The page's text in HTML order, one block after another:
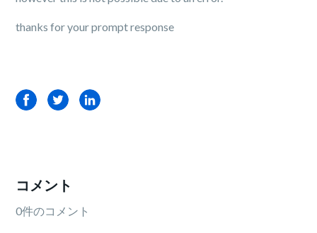
thanks for your prompt response
FacebookTwitterLinkedIn
コメント
0件のコメント